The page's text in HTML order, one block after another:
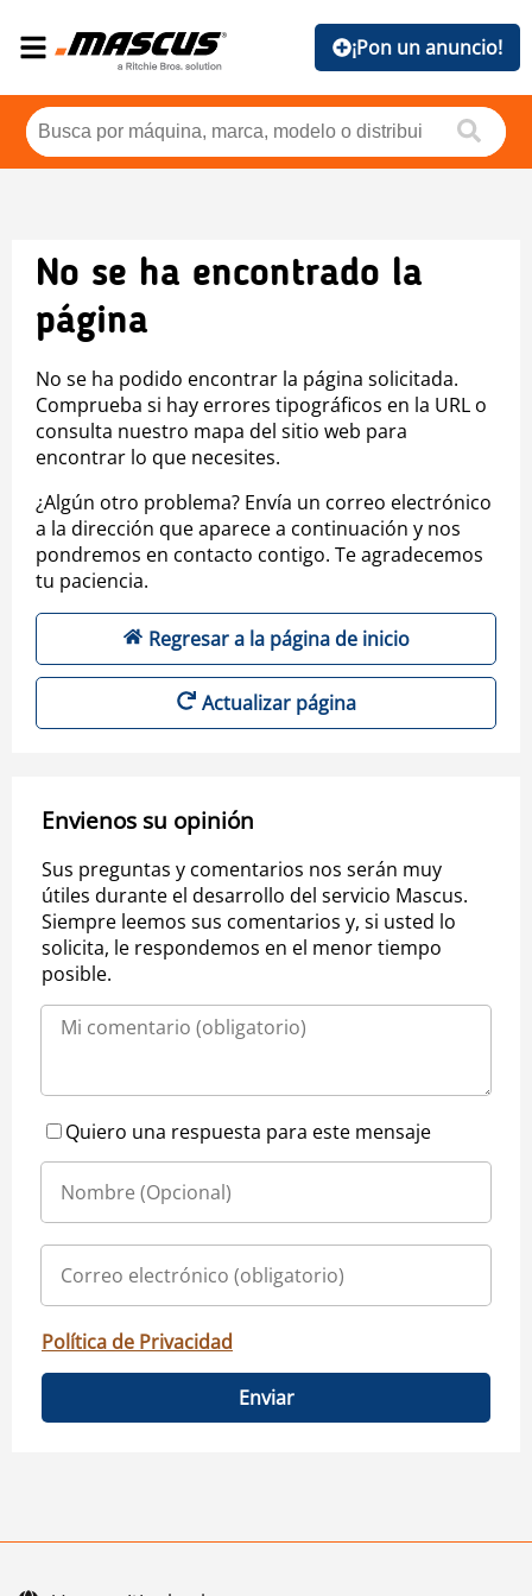
¡Pon un anuncio!
No se ha encontrado la
página
No se ha podido encontrar la página solicitada.
Comprueba si hay errores tipográficos en la URL o
consulta nuestro mapa del sitio web para
encontrar lo que necesites.
¿Algún otro problema? Envía un correo electrónico
a la dirección que aparece a continuación y nos
pondremos en contacto contigo. Te agradecemos
tu paciencia.
Regresar a la página de inicio
Actualizar página
Envienos su opinión
Sus preguntas y comentarios nos serán muy
útiles durante el desarrollo del servicio Mascus.
Siempre leemos sus comentarios y, si usted lo
solicita, le respondemos en el menor tiempo
posible.
Quiero una respuesta para este mensaje
Política de Privacidad
Enviar